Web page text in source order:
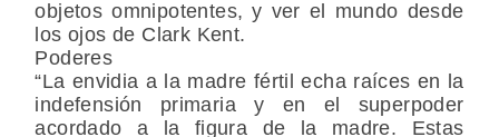
objetos omnipotentes, y ver el mundo desde
los ojos de Clark Kent.
Poderes
“La envidia a la madre fértil echa raíces en la
indefensión primaria y en el superpoder
acordado a la figura de la madre. Estas